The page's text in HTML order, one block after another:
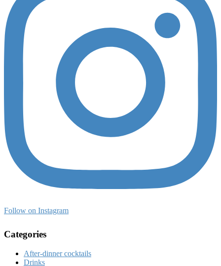
Follow on Instagram
Categories
After-dinner cocktails
Drinks